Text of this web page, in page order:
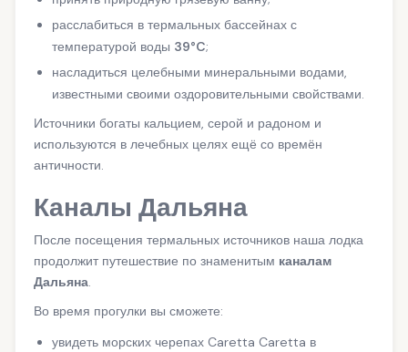
расслабиться в термальных бассейнах с
температурой воды 39°C;
насладиться целебными минеральными водами,
известными своими оздоровительными свойствами.
Источники богаты кальцием, серой и радоном и
используются в лечебных целях ещё со времён
античности.
Каналы Дальяна
После посещения термальных источников наша лодка
продолжит путешествие по знаменитым каналам
Дальяна.
Во время прогулки вы сможете:
увидеть морских черепах Caretta Caretta в